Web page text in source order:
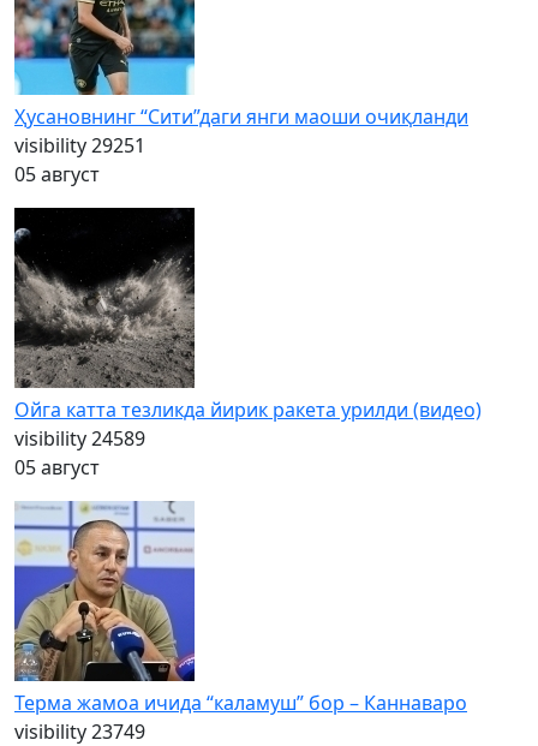
Ҳусановнинг “Сити”даги янги маоши очиқланди
visibility29251
05 август
Ойга катта тезликда йирик ракета урилди (видео)
visibility24589
05 август
Терма жамоа ичида “каламуш” бор – Каннаваро
visibility23749